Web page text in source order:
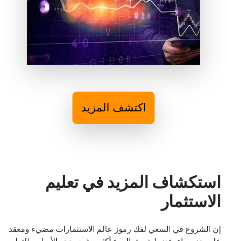
اكتشف المزيد
استكشاف المزيد في تعليم
الاستثمار
إن الشروع في السعي لفك رموز عالم الاستثمارات مضيء ومعقد